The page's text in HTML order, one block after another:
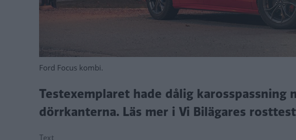
Ford Focus kombi.
Testexemplaret hade dålig karosspassning
dörrkanterna. Läs mer i Vi Bilägares